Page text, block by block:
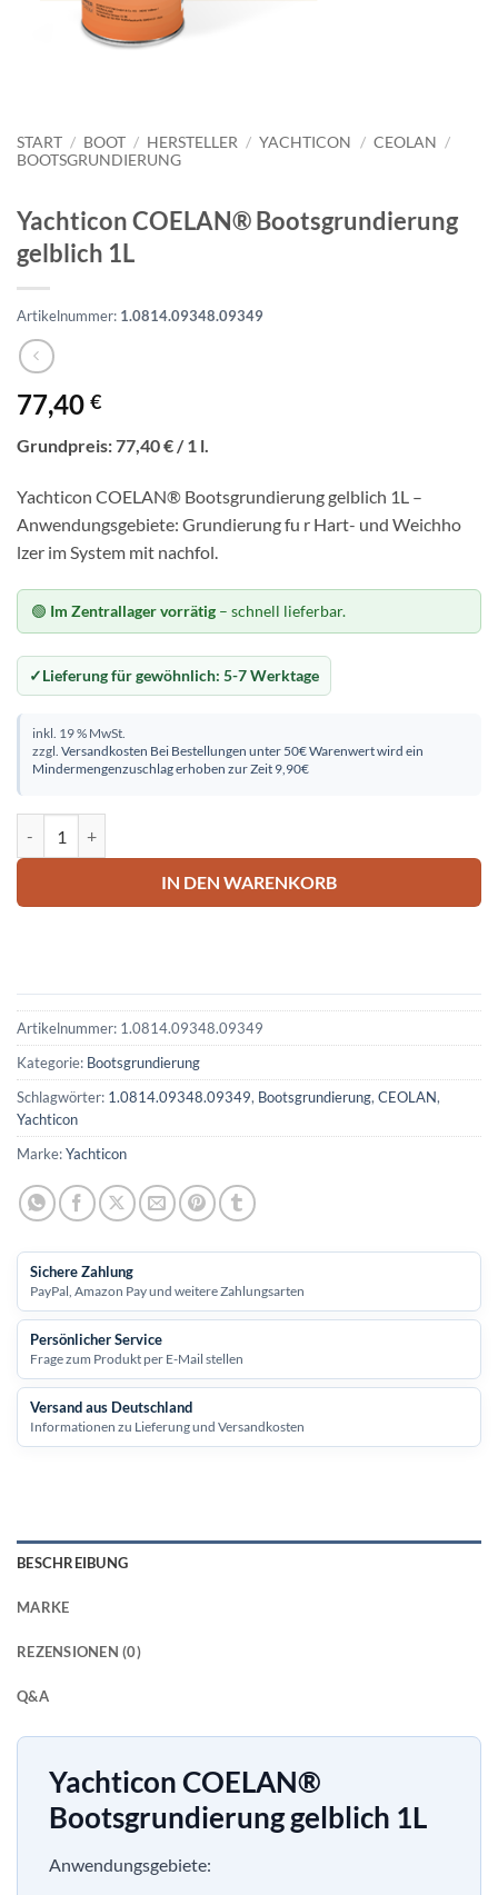
START / BOOT / HERSTELLER / YACHTICON / CEOLAN /
BOOTSGRUNDIERUNG
Yachticon COELAN® Bootsgrundierung
gelblich 1L
Artikelnummer: 1.0814.09348.09349
77,40 €
Grundpreis: 77,40 € / 1 l.
Yachticon COELAN® Bootsgrundierung gelblich 1L –
Anwendungsgebiete: Grundierung fu r Hart- und Weichho
lzer im System mit nachfol.
🟢 Im Zentrallager vorrätig – schnell lieferbar.
Lieferung für gewöhnlich: 5-7 Werktage
inkl. 19 % MwSt.
zzgl. Versandkosten Bei Bestellungen unter 50€ Warenwert wird ein
Mindermengenzuschlag erhoben zur Zeit 9,90€
IN DEN WARENKORB
Artikelnummer: 1.0814.09348.09349
Kategorie: Bootsgrundierung
Schlagwörter: 1.0814.09348.09349, Bootsgrundierung, CEOLAN,
Yachticon
Marke:Yachticon
Sichere Zahlung
PayPal, Amazon Pay und weitere Zahlungsarten
Persönlicher Service
Frage zum Produkt per E-Mail stellen
Versand aus Deutschland
Informationen zu Lieferung und Versandkosten
BESCHREIBUNG
MARKE
REZENSIONEN (0)
Q&A
Yachticon COELAN®
Bootsgrundierung gelblich 1L
Anwendungsgebiete: